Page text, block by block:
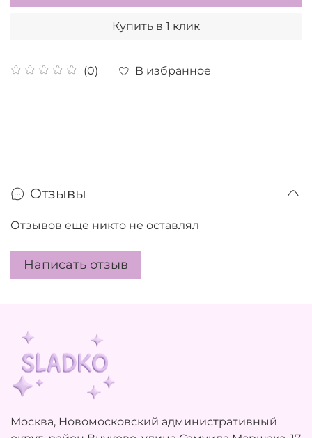
(0) В избранное
Купить в 1 клик
Отзывы
Отзывов еще никто не оставлял
Написать отзыв
Москва, Новомосковский административный